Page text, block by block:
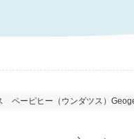
ペーピヒー（ウンダツス）